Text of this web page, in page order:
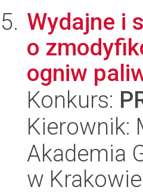
Wydajne i
o
ogniw
Konkurs:
Kierownik:
Akademia
w Krakowie